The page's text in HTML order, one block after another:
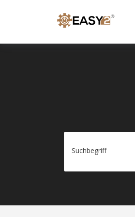
Suchbegriff